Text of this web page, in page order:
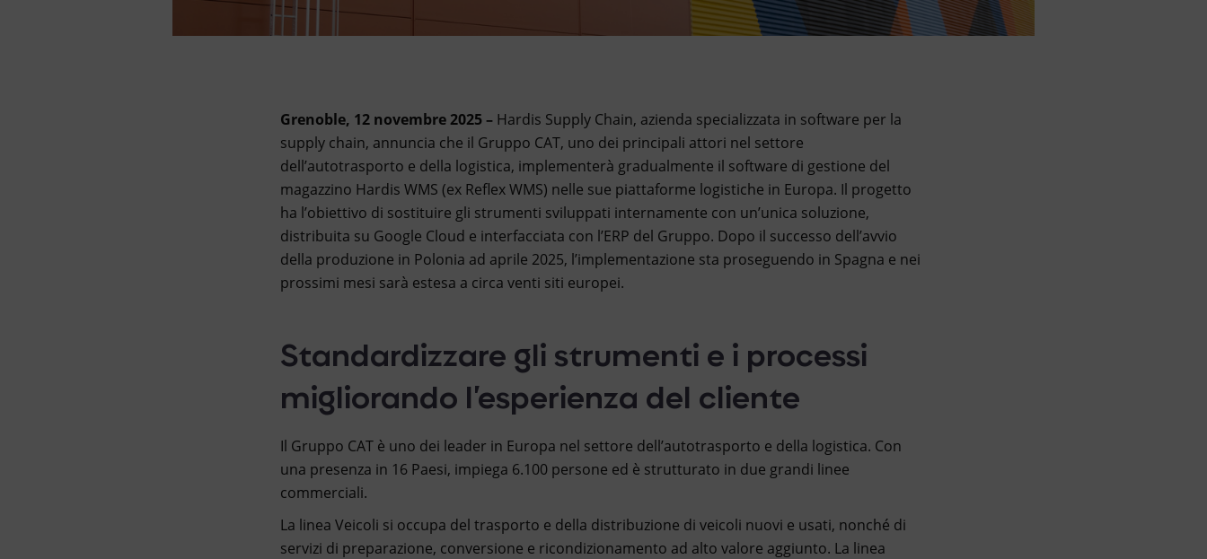
Grenoble, 12 novembre 2025 – Hardis Supply Chain, azienda specializzata in software per la
supply chain, annuncia che il Gruppo CAT, uno dei principali attori nel settore
dell’autotrasporto e della logistica, implementerà gradualmente il software di gestione del
magazzino Hardis WMS (ex Reflex WMS) nelle sue piattaforme logistiche in Europa. Il progetto
ha l’obiettivo di sostituire gli strumenti sviluppati internamente con un’unica soluzione,
distribuita su Google Cloud e interfacciata con l’ERP del Gruppo. Dopo il successo dell’avvio
della produzione in Polonia ad aprile 2025, l’implementazione sta proseguendo in Spagna e nei
prossimi mesi sarà estesa a circa venti siti europei.
Standardizzare gli strumenti e i processi
migliorando l’esperienza del cliente
Il Gruppo CAT è uno dei leader in Europa nel settore dell’autotrasporto e della logistica. Con
una presenza in 16 Paesi, impiega 6.100 persone ed è strutturato in due grandi linee
commerciali.
La linea Veicoli si occupa del trasporto e della distribuzione di veicoli nuovi e usati, nonché di
servizi di preparazione, conversione e ricondizionamento ad alto valore aggiunto. La linea